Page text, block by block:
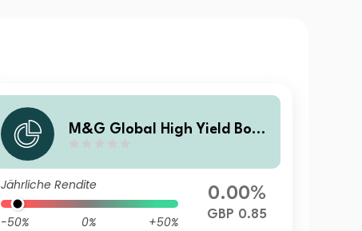
M&G Global High Yield Bond
Jährliche Rendite
-50% 0%
+50%
0.00%
GBP 0.85